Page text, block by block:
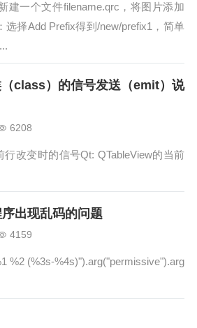
一个文件filename.qrc，将图片添加
选择Add Prefix得到/new/prefix1，简单
（class）的信号发送（emit）说
6208
改变时的信号Qt: QTableView的当前
序出现乱码的问题
4159
(%3s-%4s)").arg("permissive").arg